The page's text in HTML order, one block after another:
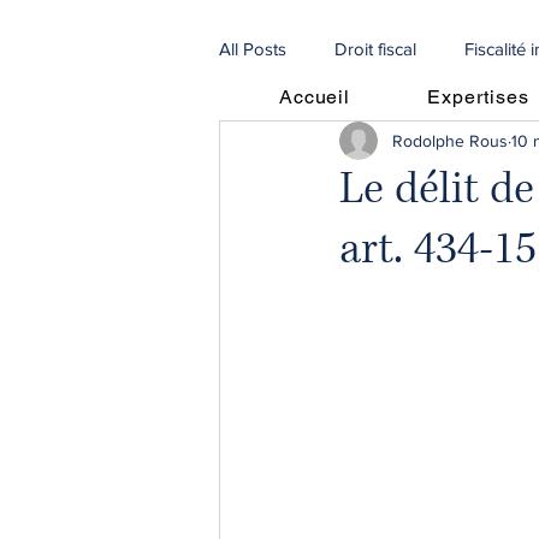
All Posts Droit fiscal Fiscalité
Procédures Droit de la
🇫🇷 Articles en français 🇮🇹
Le délit
art. 434-
Rodolphe Rous 10
Accueil Expertises